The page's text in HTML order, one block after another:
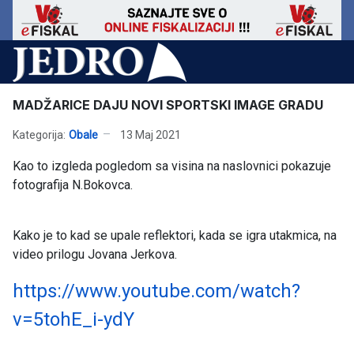
MADŽARICE DAJU NOVI SPORTSKI IMAGE GRADU
Kategorija: Obale 13 Maj 2021
Kao to izgleda pogledom sa visina na naslovnici pokazuje
fotografija N.Bokovca.
Kako je to kad se upale reflektori, kada se igra utakmica, na
video prilogu Jovana Jerkova.
https://www.youtube.com/watch?
v=5tohE_i-ydY